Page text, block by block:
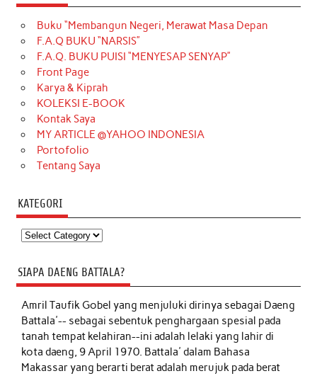
Buku “Membangun Negeri, Merawat Masa Depan
F.A.Q BUKU “NARSIS”
F.A.Q. BUKU PUISI “MENYESAP SENYAP”
Front Page
Karya & Kiprah
KOLEKSI E-BOOK
Kontak Saya
MY ARTICLE @YAHOO INDONESIA
Portofolio
Tentang Saya
KATEGORI
Kategori
SIAPA DAENG BATTALA?
Amril Taufik Gobelyang menjuluki dirinya sebagai Daeng
Battala'-- sebagai sebentuk penghargaan spesial pada
tanah tempat kelahiran--ini adalah lelaki yang lahir di
kota daeng, 9 April 1970. Battala' dalam Bahasa
Makassar yang berarti berat adalah merujuk pada berat